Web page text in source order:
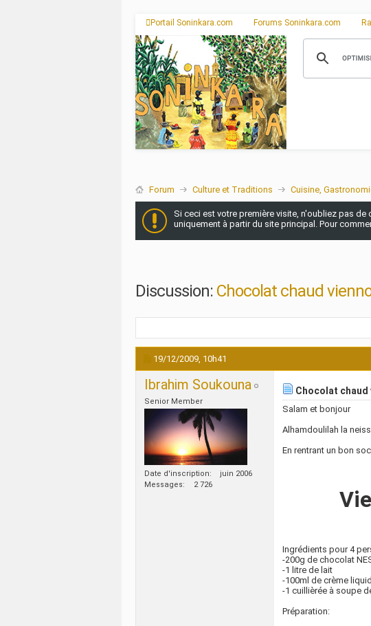
Portail Soninkara.com Forums Soninkara.com
Forum Culture et Traditions Cuisine,
Si ceci est votre première visite, n'oubliez pas
uniquement à partir du site principal. Pour
Discussion: Chocolat chaud
19/12/2009, 10h41
Ibrahim Soukouna
Senior Member
Date d'inscription
juin 2006
Messages
2 726
Chocolat chaud
Salam et bonjour
Alhamdoulilah la
En rentrant un bon
Ingrédients pour 4
-200g de chocolat
-1 litre de lait
-100ml de crème
-1 cuillièrée à soupe
Préparation: